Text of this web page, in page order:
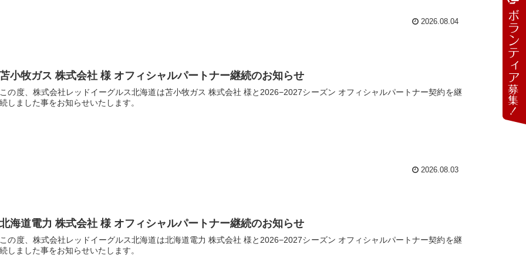
2026.08.04
苫小牧ガス 株式会社 様 オフィシャルパートナー継続のお知らせ
この度、株式会社レッドイーグルス北海道は苫小牧ガス 株式会社 様と2026−2027シーズン オフィシャルパートナー契約を継
続しました事をお知らせいたします。
2026.08.03
北海道電力 株式会社 様 オフィシャルパートナー継続のお知らせ
この度、株式会社レッドイーグルス北海道は北海道電力 株式会社 様と2026−2027シーズン オフィシャルパートナー契約を継
続しました事をお知らせいたします。